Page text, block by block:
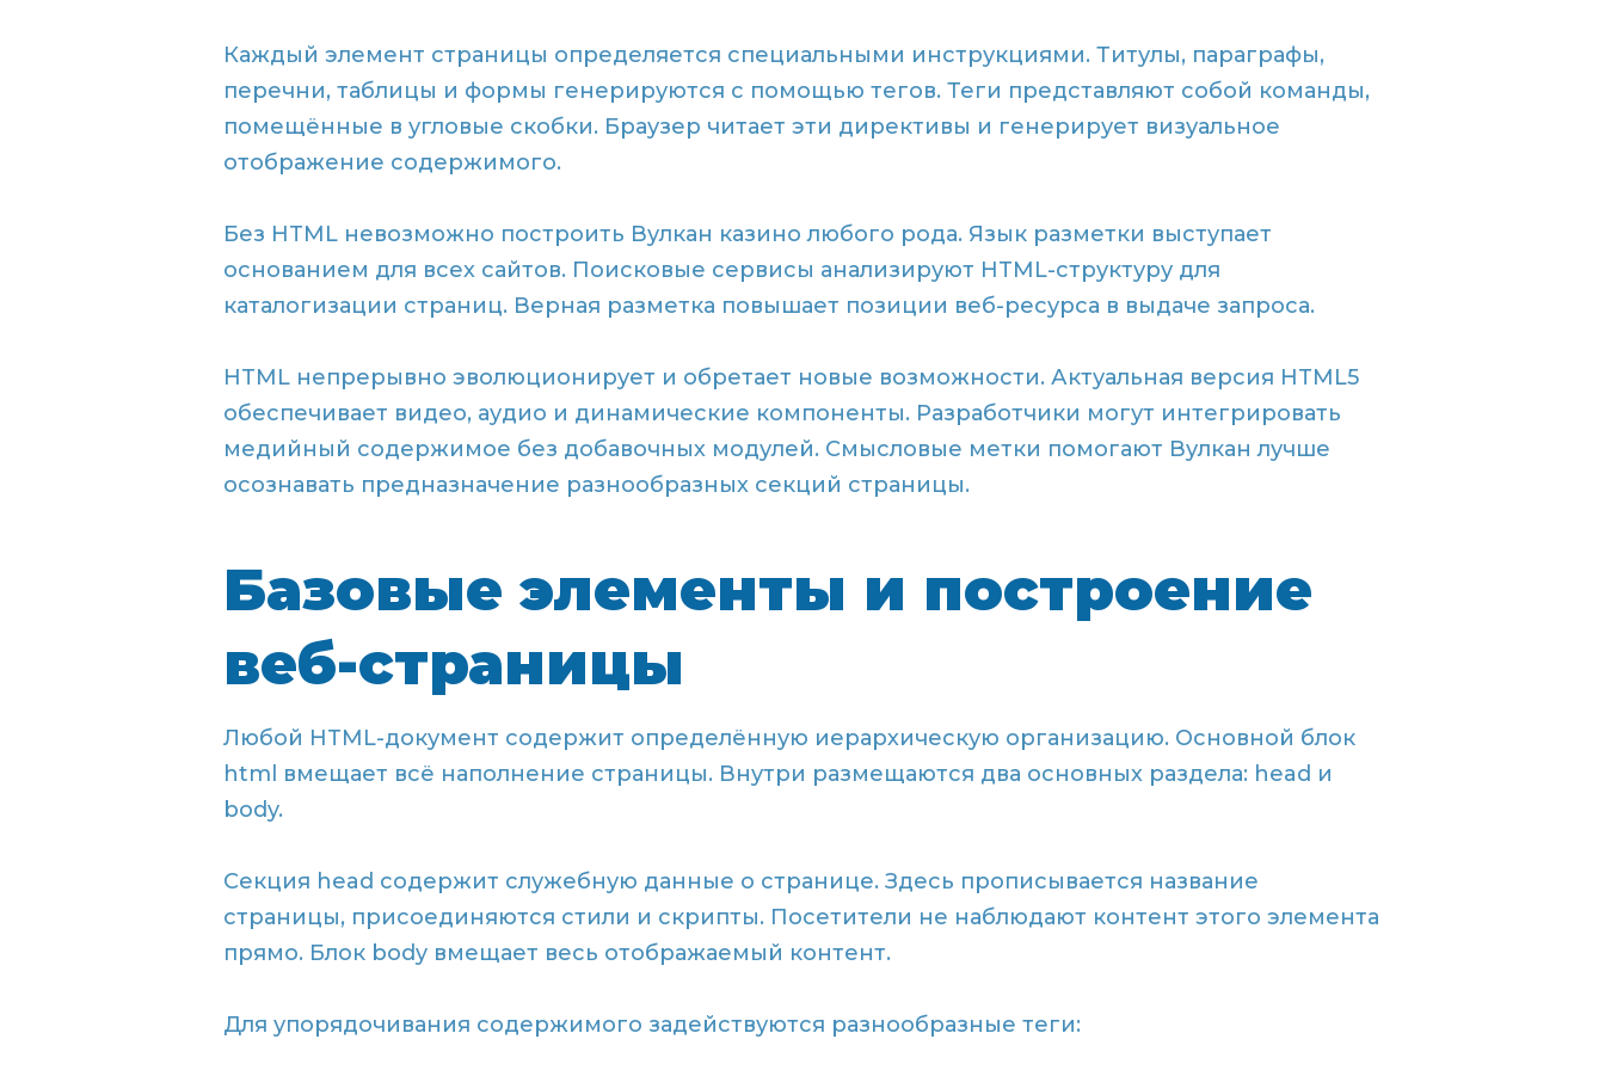
Каждый элемент страницы определяется специальными инструкциями. Титулы, параграфы,
перечни, таблицы и формы генерируются с помощью тегов. Теги представляют собой команды,
помещённые в угловые скобки. Браузер читает эти директивы и генерирует визуальное
отображение содержимого.
Без HTML невозможно построить Вулкан казино любого рода. Язык разметки выступает
основанием для всех сайтов. Поисковые сервисы анализируют HTML-структуру для
каталогизации страниц. Верная разметка повышает позиции веб-ресурса в выдаче запроса.
HTML непрерывно эволюционирует и обретает новые возможности. Актуальная версия HTML5
обеспечивает видео, аудио и динамические компоненты. Разработчики могут интегрировать
медийный содержимое без добавочных модулей. Смысловые метки помогают Вулкан лучше
осознавать предназначение разнообразных секций страницы.
Базовые элементы и построение
веб-страницы
Любой HTML-документ содержит определённую иерархическую организацию. Основной блок
html вмещает всё наполнение страницы. Внутри размещаются два основных раздела: head и
body.
Секция head содержит служебную данные о странице. Здесь прописывается название
страницы, присоединяются стили и скрипты. Посетители не наблюдают контент этого элемента
прямо. Блок body вмещает весь отображаемый контент.
Для упорядочивания содержимого задействуются разнообразные теги: